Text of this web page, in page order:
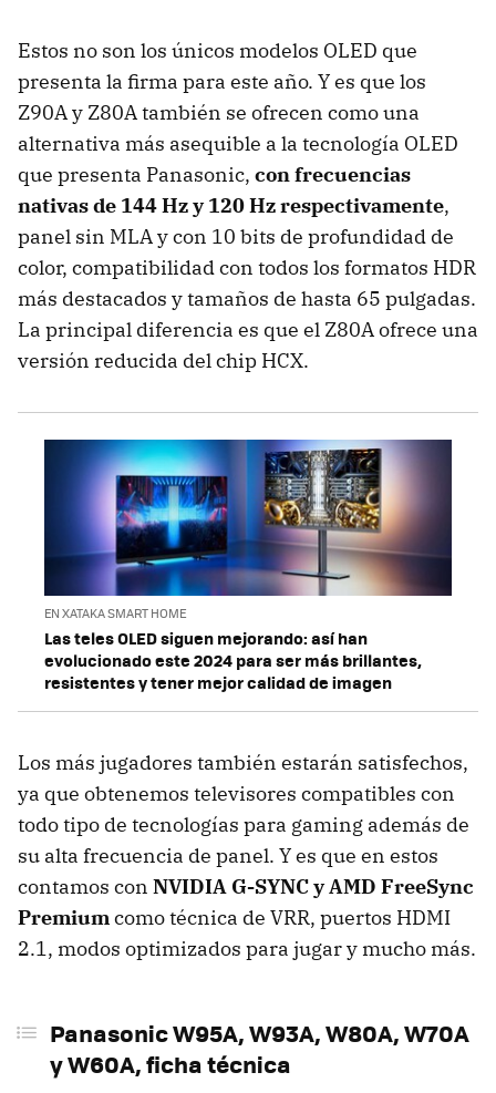
Estos no son los únicos modelos OLED que
presenta la firma para este año. Y es que los
Z90A y Z80A también se ofrecen como una
alternativa más asequible a la tecnología OLED
que presenta Panasonic, con frecuencias
nativas de 144 Hz y 120 Hz respectivamente,
panel sin MLA y con 10 bits de profundidad de
color, compatibilidad con todos los formatos HDR
más destacados y tamaños de hasta 65 pulgadas.
La principal diferencia es que el Z80A ofrece una
versión reducida del chip HCX.
EN XATAKA SMART HOME
Las teles OLED siguen mejorando: así han
evolucionado este 2024 para ser más brillantes,
resistentes y tener mejor calidad de imagen
Los más jugadores también estarán satisfechos,
ya que obtenemos televisores compatibles con
todo tipo de tecnologías para gaming además de
su alta frecuencia de panel. Y es que en estos
contamos con NVIDIA G-SYNC y AMD FreeSync
Premiumcomo técnica de VRR, puertos HDMI
2.1, modos optimizados para jugar y mucho más.
Panasonic W95A, W93A, W80A, W70A
y W60A, ficha técnica